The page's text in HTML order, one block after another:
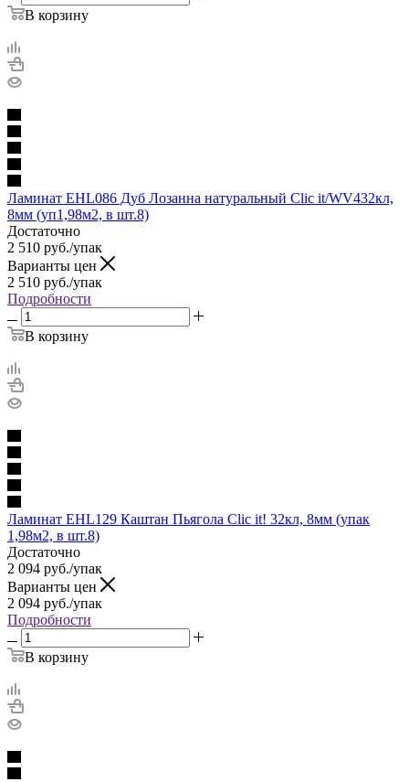
В корзину
Ламинат EHL086 Дуб Лозанна натуральный Clic it/WV432кл,
8мм (уп1,98м2, в шт.8)
Достаточно
2 510 руб./упак
Варианты цен
2 510 руб./упак
Подробности
В корзину
Ламинат EHL129 Каштан Пьягола Clic it! 32кл, 8мм (упак
1,98м2, в шт.8)
Достаточно
2 094 руб./упак
Варианты цен
2 094 руб./упак
Подробности
В корзину